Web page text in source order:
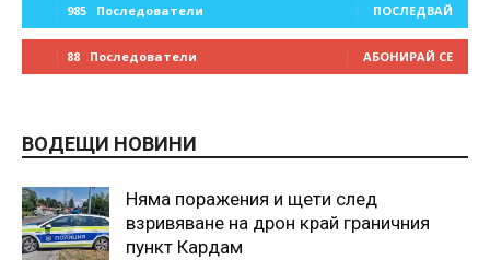
985 Последователи ПОСЛЕДВАЙ
88 Последователи АБОНИРАЙ СЕ
ВОДЕЩИ НОВИНИ
Няма поражения и щети след
взривяване на дрон край граничния
пункт Кардам